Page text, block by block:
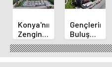
Konya'nın
Zengin
Mutfağı
GastroFest'te
Tanıtılacak
Gençlerin
Buluşma
Noktası
Talha
Bayrakçı